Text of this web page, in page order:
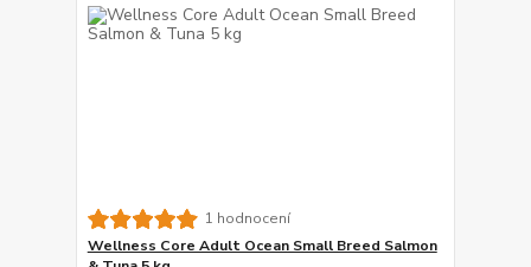
1 hodnocení
Wellness Core Adult Ocean Small Breed Salmon